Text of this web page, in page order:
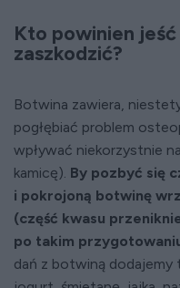
Kto powinien
zaszkodzić?
Botwina zawiera,
pogłębiać problem
wpływać niekorzystnie
kamicę). By pozbyć się
i pokrojoną botwinę
(część kwasu
po takim
dań z botwiną